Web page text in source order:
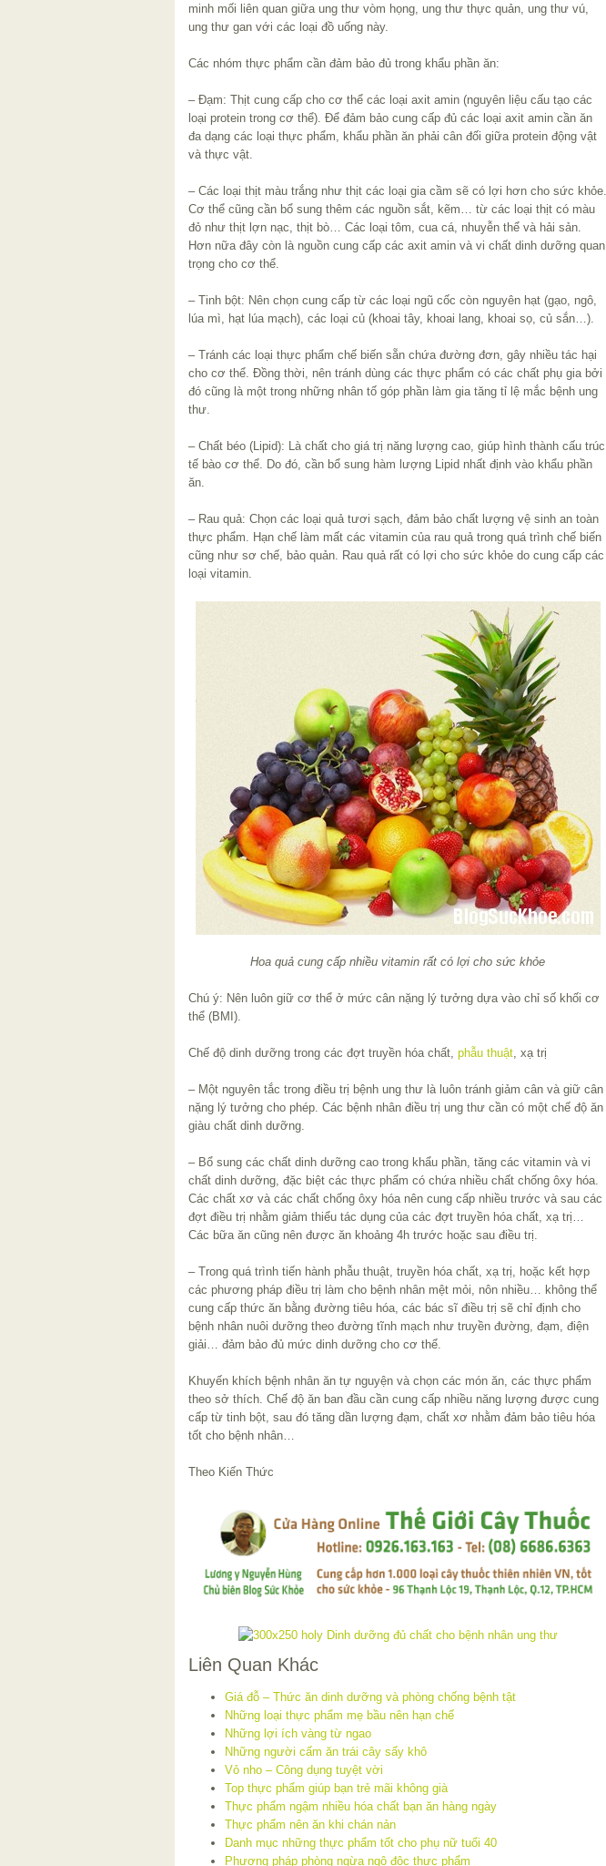
minh mối liên quan giữa ung thư vòm họng, ung thư thực quản, ung thư vú,
ung thư gan với các loại đồ uống này.
Các nhóm thực phẩm cần đảm bảo đủ trong khẩu phần ăn:
– Đạm: Thịt cung cấp cho cơ thể các loại axit amin (nguyên liệu cấu tạo các
loại protein trong cơ thể). Để đảm bảo cung cấp đủ các loại axit amin cần ăn
đa dạng các loại thực phẩm, khẩu phần ăn phải cân đối giữa protein động vật
và thực vật.
– Các loại thịt màu trắng như thịt các loại gia cầm sẽ có lợi hơn cho sức khỏe.
Cơ thể cũng cần bổ sung thêm các nguồn sắt, kẽm… từ các loại thịt có màu
đỏ như thịt lợn nạc, thịt bò… Các loại tôm, cua cá, nhuyễn thể và hải sản.
Hơn nữa đây còn là nguồn cung cấp các axit amin và vi chất dinh dưỡng quan
trọng cho cơ thể.
– Tinh bột: Nên chọn cung cấp từ các loại ngũ cốc còn nguyên hạt (gạo, ngô,
lúa mì, hạt lúa mạch), các loại củ (khoai tây, khoai lang, khoai sọ, củ sắn…).
– Tránh các loại thực phẩm chế biến sẵn chứa đường đơn, gây nhiều tác hại
cho cơ thể. Đồng thời, nên tránh dùng các thực phẩm có các chất phụ gia bởi
đó cũng là một trong những nhân tố góp phần làm gia tăng tỉ lệ mắc bệnh ung
thư.
– Chất béo (Lipid): Là chất cho giá trị năng lượng cao, giúp hình thành cấu trúc
tế bào cơ thể. Do đó, cần bổ sung hàm lượng Lipid nhất định vào khẩu phần
ăn.
– Rau quả: Chọn các loại quả tươi sạch, đảm bảo chất lượng vệ sinh an toàn
thực phẩm. Hạn chế làm mất các vitamin của rau quả trong quá trình chế biến
cũng như sơ chế, bảo quản. Rau quả rất có lợi cho sức khỏe do cung cấp các
loại vitamin.
Hoa quả cung cấp nhiều vitamin rất có lợi cho sức khỏe
Chú ý: Nên luôn giữ cơ thể ở mức cân nặng lý tưởng dựa vào chỉ số khối cơ
thể (BMI).
Chế độ dinh dưỡng trong các đợt truyền hóa chất, phẫu thuật , xạ trị
– Một nguyên tắc trong điều trị bệnh ung thư là luôn tránh giảm cân và giữ cân
nặng lý tưởng cho phép. Các bệnh nhân điều trị ung thư cần có một chế độ ăn
giàu chất dinh dưỡng.
– Bổ sung các chất dinh dưỡng cao trong khẩu phần, tăng các vitamin và vi
chất dinh dưỡng, đặc biệt các thực phẩm có chứa nhiều chất chống ôxy hóa.
Các chất xơ và các chất chống ôxy hóa nên cung cấp nhiều trước và sau các
đợt điều trị nhằm giảm thiểu tác dụng của các đợt truyền hóa chất, xạ trị…
Các bữa ăn cũng nên được ăn khoảng 4h trước hoặc sau điều trị.
– Trong quá trình tiến hành phẫu thuật, truyền hóa chất, xạ trị, hoặc kết hợp
các phương pháp điều trị làm cho bệnh nhân mệt mỏi, nôn nhiều… không thể
cung cấp thức ăn bằng đường tiêu hóa, các bác sĩ điều trị sẽ chỉ định cho
bệnh nhân nuôi dưỡng theo đường tĩnh mạch như truyền đường, đạm, điện
giải… đảm bảo đủ mức dinh dưỡng cho cơ thể.
Khuyến khích bệnh nhân ăn tự nguyện và chọn các món ăn, các thực phẩm
theo sở thích. Chế độ ăn ban đầu cần cung cấp nhiều năng lượng được cung
cấp từ tinh bột, sau đó tăng dần lượng đạm, chất xơ nhằm đảm bảo tiêu hóa
tốt cho bệnh nhân…
Theo Kiến Thức
Liên Quan Khác
Giá đỗ – Thức ăn dinh dưỡng và phòng chống bệnh tật
Những loại thực phẩm mẹ bầu nên hạn chế
Những lợi ích vàng từ ngao
Những người cấm ăn trái cây sấy khô
Vỏ nho – Công dụng tuyệt vời
Top thực phẩm giúp bạn trẻ mãi không già
Thực phẩm ngậm nhiều hóa chất bạn ăn hàng ngày
Thực phẩm nên ăn khi chán nản
Danh mục những thực phẩm tốt cho phụ nữ tuổi 40
Phương pháp phòng ngừa ngộ độc thực phẩm